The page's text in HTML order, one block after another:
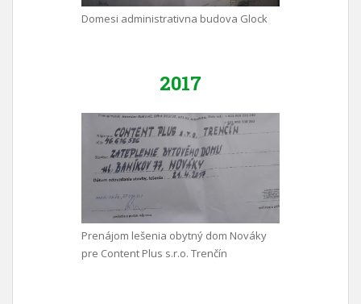
Domesi administrativna budova Glock
2017
Prenájom lešenia obytný dom Nováky
pre Content Plus s.r.o. Trenčín